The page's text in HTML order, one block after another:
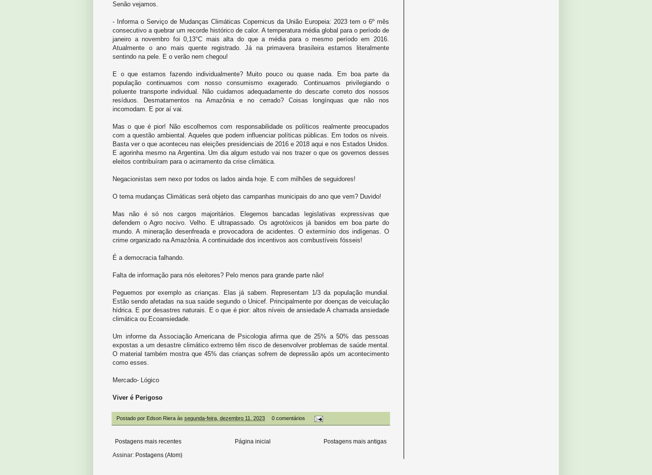
Senão vejamos.
- Informa o Serviço de Mudanças Climáticas Copernicus da União Europeia: 2023 tem o 6º mês
consecutivo a quebrar um recorde histórico de calor. A temperatura média global para o período de
janeiro a novembro foi 0,13°C mais alta do que a média para o mesmo período em 2016.
Atualmente o ano mais quente registrado. Já na primavera brasileira estamos literalmente
sentindo na pele. E o verão nem chegou!
E o que estamos fazendo individualmente? Muito pouco ou quase nada. Em boa parte da
população continuamos com nosso consumismo exagerado. Continuamos privilegiando o
poluente transporte individual. Não cuidamos adequadamente do descarte correto dos nossos
resíduos. Desmatamentos na Amazônia e no cerrado? Coisas longínquas que não nos
incomodam. E por aí vai.
Mas o que é pior! Não escolhemos com responsabilidade os políticos realmente preocupados
com a questão ambiental. Aqueles que podem influenciar políticas públicas. Em todos os níveis.
Basta ver o que aconteceu nas eleições presidenciais de 2016 e 2018 aqui e nos Estados Unidos.
E agorinha mesmo na Argentina. Um dia algum estudo vai nos trazer o que os governos desses
eleitos contribuíram para o acirramento da crise climática.
Negacionistas sem nexo por todos os lados ainda hoje. E com milhões de seguidores!
O tema mudanças Climáticas será objeto das campanhas municipais do ano que vem? Duvido!
Mas não é só nos cargos majoritários. Elegemos bancadas legislativas expressivas que
defendem o Agro nocivo. Velho. E ultrapassado. Os agrotóxicos já banidos em boa parte do
mundo. A mineração desenfreada e provocadora de acidentes. O extermínio dos indígenas. O
crime organizado na Amazônia. A continuidade dos incentivos aos combustíveis fósseis!
É a democracia falhando.
Falta de informação para nós eleitores? Pelo menos para grande parte não!
Peguemos por exemplo as crianças. Elas já sabem. Representam 1/3 da população mundial.
Estão sendo afetadas na sua saúde segundo o Unicef. Principalmente por doenças de veiculação
hídrica. E por desastres naturais. E o que é pior: altos níveis de ansiedade A chamada ansiedade
climática ou Ecoansiedade.
Um informe da Associação Americana de Psicologia afirma que de 25% a 50% das pessoas
expostas a um desastre climático extremo têm risco de desenvolver problemas de saúde mental.
O material também mostra que 45% das crianças sofrem de depressão após um acontecimento
como esses.
Mercado- Lógico
Viver é Perigoso
Postado por Edson Riera às segunda-feira, dezembro 11, 2023 0 comentários
Postagens mais recentes Postagens mais antigas
Página inicial
Assinar: Postagens (Atom)